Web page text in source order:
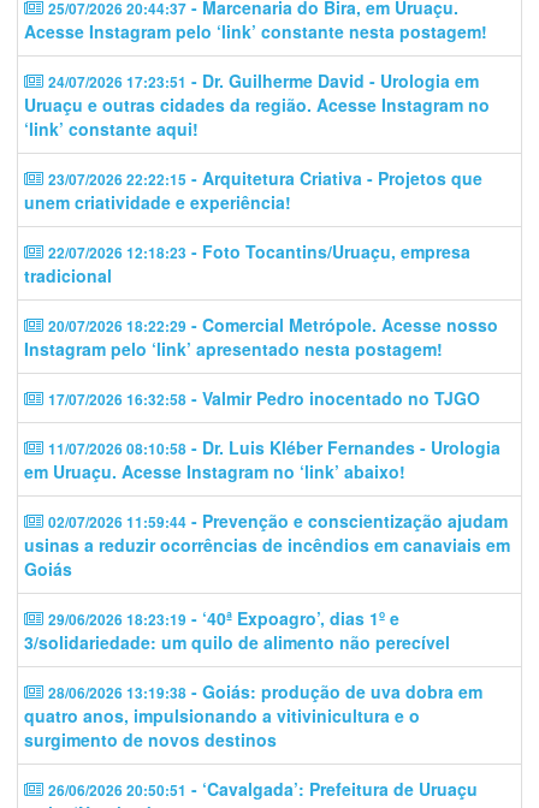
25/07/2026 20:44:37 - Marcenaria do Bira, em Uruaçu.
Acesse Instagram pelo ‘link’ constante nesta postagem!
24/07/2026 17:23:51 - Dr. Guilherme David - Urologia em
Uruaçu e outras cidades da região. Acesse Instagram no
‘link’ constante aqui!
23/07/2026 22:22:15 - Arquitetura Criativa - Projetos que
unem criatividade e experiência!
22/07/2026 12:18:23 - Foto Tocantins/Uruaçu, empresa
tradicional
20/07/2026 18:22:29 - Comercial Metrópole. Acesse nosso
Instagram pelo ‘link’ apresentado nesta postagem!
17/07/2026 16:32:58 - Valmir Pedro inocentado no TJGO
11/07/2026 08:10:58 - Dr. Luis Kléber Fernandes - Urologia
em Uruaçu. Acesse Instagram no ‘link’ abaixo!
02/07/2026 11:59:44 - Prevenção e conscientização ajudam
usinas a reduzir ocorrências de incêndios em canaviais em
Goiás
29/06/2026 18:23:19 - ‘40ª Expoagro’, dias 1º e
3/solidariedade: um quilo de alimento não perecível
28/06/2026 13:19:38 - Goiás: produção de uva dobra em
quatro anos, impulsionando a vitivinicultura e o
surgimento de novos destinos
26/06/2026 20:50:51 - ‘Cavalgada’: Prefeitura de Uruaçu